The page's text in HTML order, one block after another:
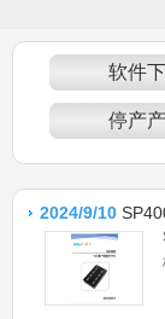
软件
停产
2024/9/10